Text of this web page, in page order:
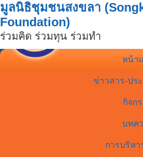
มูลนิธิชุมชนสงขลา
Foundation)
ร่วมคิด ร่วมทุน ร่วมทำ
หน้า
ข่าวสาร-ปร
กิจก
บทค
การบริหา